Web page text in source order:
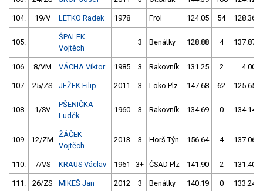
104. 19/V LETKO Radek 1978 Frol 124.05 54 128.36
105.
ŠPALEK
Vojtěch
3 Benátky 128.88 4 137.87
106. 8/VM VÁCHA Viktor 1985 3 Rakovník 131.25 2 4.00
107. 25/ZS JEŽEK Filip 2011 3 Loko Plz 147.68 62 125.65
108. 1/SV
PŠENIČKA
Luděk
1960 3 Rakovník 134.69 0 134.14
109. 12/ZM
ŽÁČEK
Vojtěch
2013 3 Horš.Týn 156.64 4 137.06
110. 7/VS KRAUS Václav 1961 3+ ČSAD Plz 141.90 2 131.40
111. 26/ZS MIKEŠ Jan 2012 3 Benátky 140.19 0 133.24